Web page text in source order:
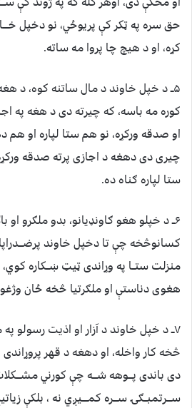
حق سره په ټکر کې پریوځي، نو دخپل
کړه، او د هیچ چا پروا مه ساته.
۵ــ د خپل خاوند د مال ساتنه کوه، د
کوره مه باسه، که چیرته دی د هغه په
او صدقه ورکړه، نو هم ستا لپاره او هم
چیری دی دهغه د اجازی پرته صدقه
ستا لپاره ګناه ده.
۶ــ د خپلو هغو ګاونډیانو، بدو ملګرو او
کسانوڅخه چې تا دخپل خاوند
منزلت ستــا په وړاندی ټیټ ښــکاره
هغوی دناستې او ملګرتیا څخه ځان
۷ــ د خپل خاوند د آزار او اذیت رسولو
څخه کار واخله، او دهغه د قهر پروړاندی
دی باندی پـــوهه شـــه چې کورني
ســـرتمبــګۍ ســـره کمــــیږي نه ، بلکې